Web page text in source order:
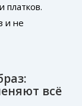
платков.
и не
всё